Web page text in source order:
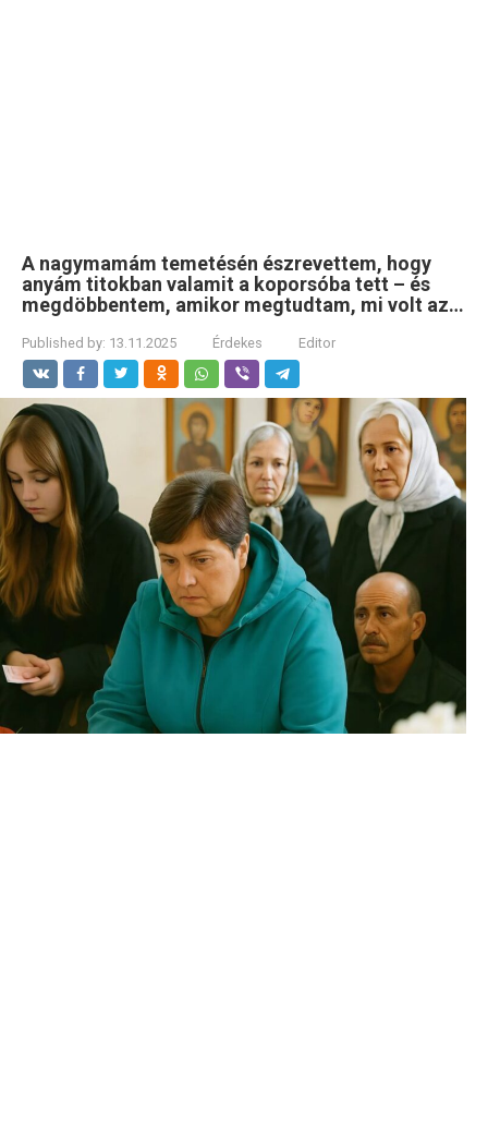
A nagymamám temetésén észrevettem, hogy
anyám titokban valamit a koporsóba tett – és
megdöbbentem, amikor megtudtam, mi volt az…
Published by: 13.11.2025 Érdekes Editor